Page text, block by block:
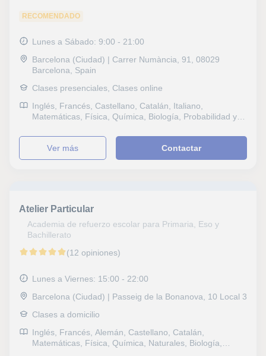
RECOMENDADO
Lunes a Sábado: 9:00 - 21:00
Barcelona (Ciudad) | Carrer Numància, 91, 08029
Barcelona, Spain
Clases presenciales, Clases online
Inglés, Francés, Castellano, Catalán, Italiano,
Matemáticas, Física, Química, Biología, Probabilidad y
General, ESO, Bachillerato, Todos los cursos, Primaria,
Universidad, Ciclos Formativos, Técnicas de estudio
ver más Contactar
Atelier Particular
Academia de refuerzo escolar para Primaria, Eso y
Bachillerato
(12 opiniones)
Lunes a Viernes: 15:00 - 22:00
Barcelona (Ciudad) | Passeig de la Bonanova, 10 Local 3
Clases a domicilio
Inglés, Francés, Alemán, Castellano, Catalán,
Matemáticas, Física, Química, Naturales, Biología,